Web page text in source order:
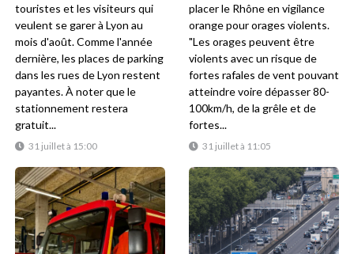
31 juillet à 15:00
touristes et les visiteurs qui
veulent se garer à Lyon au
mois d'août. Comme l'année
dernière, les places de parking
dans les rues de Lyon restent
payantes. À noter que le
stationnement restera
gratuit...
31 juillet à 11:05
placer le Rhône en vigilance
orange pour orages violents.
"Les orages peuvent être
violents avec un risque de
fortes rafales de vent pouvant
atteindre voire dépasser 80-
100km/h, de la grêle et de
fortes...